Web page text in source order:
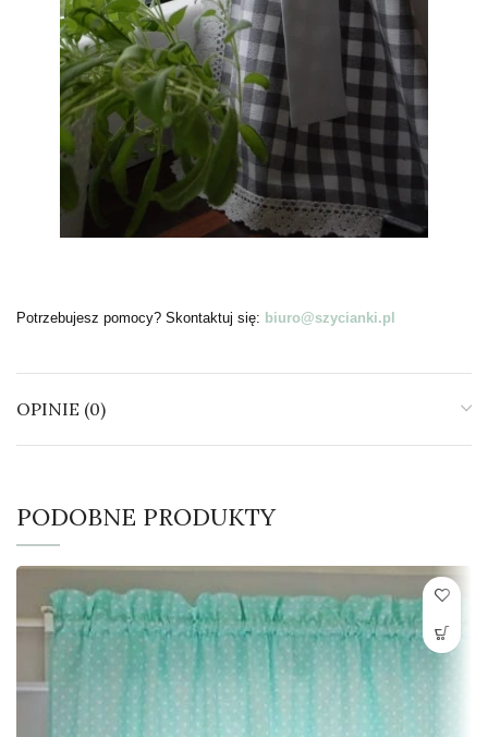
Potrzebujesz pomocy? Skontaktuj się: biuro@szycianki.pl
OPINIE (0)
PODOBNE PRODUKTY